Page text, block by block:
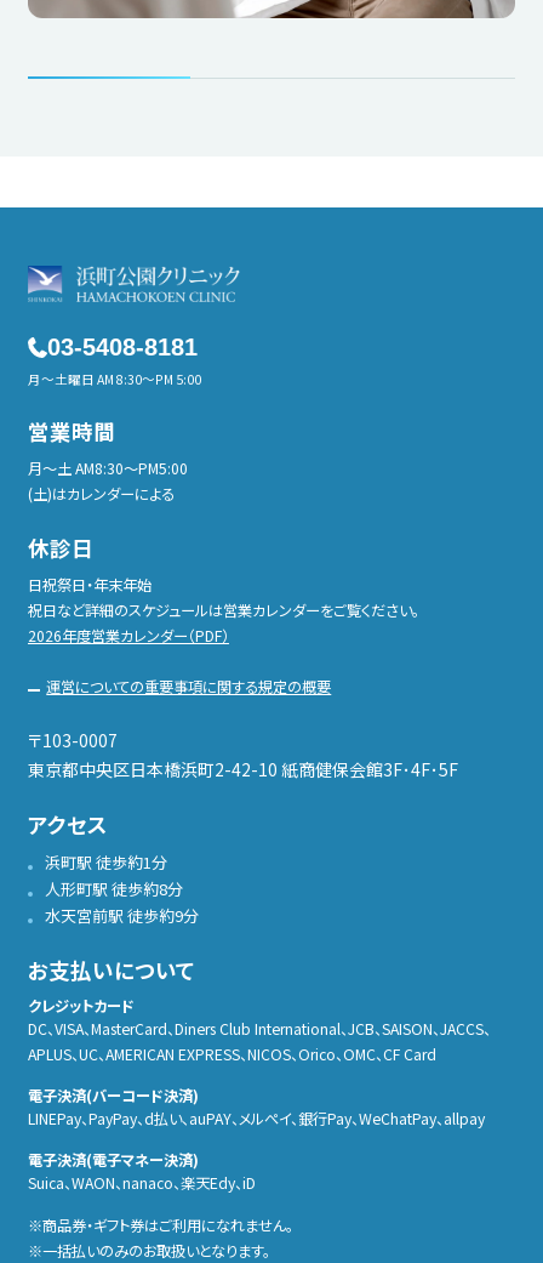
03-5408-8181
月～土曜日 AM 8:30～PM 5:00
営業時間
月〜土 AM8:30〜PM5:00
(土)はカレンダーによる
休診日
日祝祭日・年末年始
祝日など詳細のスケジュールは営業カレンダーをご覧ください。
2026年度営業カレンダー（PDF）
運営についての重要事項に関する規定の概要
〒103-0007
東京都中央区日本橋浜町2-42-10 紙商健保会館3F･4F･5F
アクセス
浜町駅 徒歩約1分
人形町駅 徒歩約8分
水天宮前駅 徒歩約9分
お支払いについて
クレジットカード
DC、VISA、MasterCard、Diners Club International、JCB、SAISON、JACCS、
APLUS、UC、AMERICAN EXPRESS、NICOS、Orico、OMC、CF Card
電子決済(バーコード決済)
LINEPay、PayPay、d払い、auPAY、メルぺイ、銀行Pay、WeChatPay、allpay
電子決済(電子マネー決済)
Suica、WAON、nanaco、楽天Edy、iD
商品券・ギフト券はご利用になれません。
一括払いのみのお取扱いとなります。